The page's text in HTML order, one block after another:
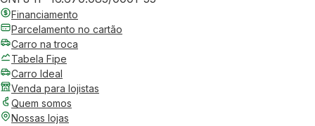
Financiamento
Parcelamento no cartão
Carro na troca
Tabela Fipe
Carro Ideal
Venda para lojistas
Quem somos
Nossas lojas